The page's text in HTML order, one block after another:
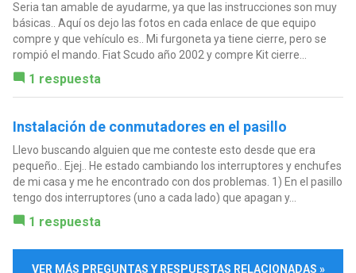
Seria tan amable de ayudarme, ya que las instrucciones son muy
básicas.. Aquí os dejo las fotos en cada enlace de que equipo
compre y que vehículo es.. Mi furgoneta ya tiene cierre, pero se
rompió el mando. Fiat Scudo año 2002 y compre Kit cierre...
1 respuesta
Instalación de conmutadores en el pasillo
Llevo buscando alguien que me conteste esto desde que era
pequeño.. Ejej.. He estado cambiando los interruptores y enchufes
de mi casa y me he encontrado con dos problemas. 1) En el pasillo
tengo dos interruptores (uno a cada lado) que apagan y...
1 respuesta
VER MÁS PREGUNTAS Y RESPUESTAS RELACIONADAS »